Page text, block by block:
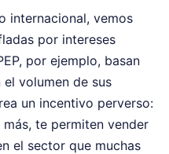
internacional, vemos
por intereses
por ejemplo, basan
volumen de sus
un incentivo perverso:
te permiten vender
el sector que muchas